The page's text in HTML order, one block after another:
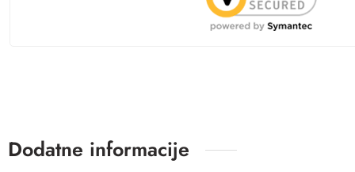
Dodatne informacije